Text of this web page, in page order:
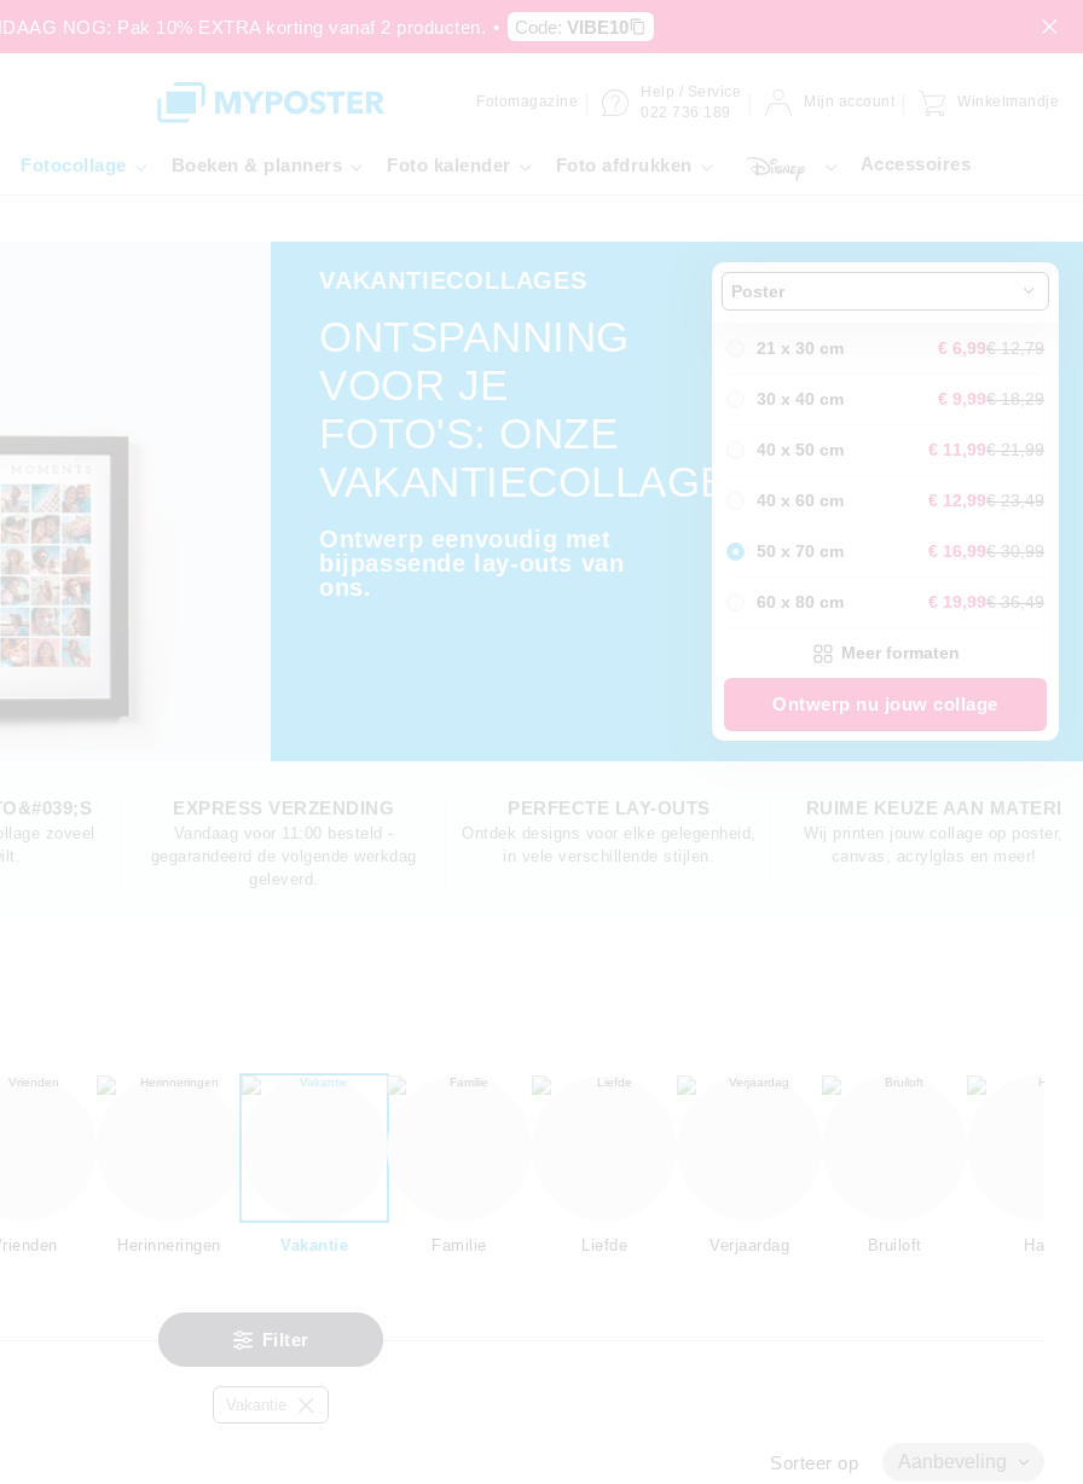
NOG: Pak 10% EXTRA korting vanaf 2 producten. • Code: VIBE10
Fotomagazine
Help / Service
022 736 189
Mijn account Winkelmandje
Fotocollage Boeken & planners Foto kalender Foto afdrukken Accessoires
VAKANTIECOLLAGES
ONTSPANNING
VOOR JE
FOTO'S: ONZE
VAKANTIECOLLAGES.
Ontwerp eenvoudig met
bijpassende lay-outs van
ons.
zoveel
EXPRESS VERZENDING
Vandaag voor 11:00 besteld -
gegarandeerd de volgende werkdag
geleverd.
PERFECTE LAY-OUTS
Ontdek designs voor elke gelegenheid,
in vele verschillende stijlen.
RUIME KEUZE AAN MATERI
Wij printen jouw collage op poster,
canvas, acrylglas en meer!
Poster
21 x 30 cm € 6,99€ 12,79
30 x 40 cm € 9,99€ 18,29
40 x 50 cm € 11,99€ 21,99
40 x 60 cm € 12,99€ 23,49
50 x 70 cm € 16,99€ 30,99
60 x 80 cm € 19,99€ 36,49
Meer formaten
Ontwerp nu jouw collage
Herinneringen Vakantie Familie Liefde Verjaardag Bruiloft Hart
Filter
Vakantie
Sorteer op Aanbeveling